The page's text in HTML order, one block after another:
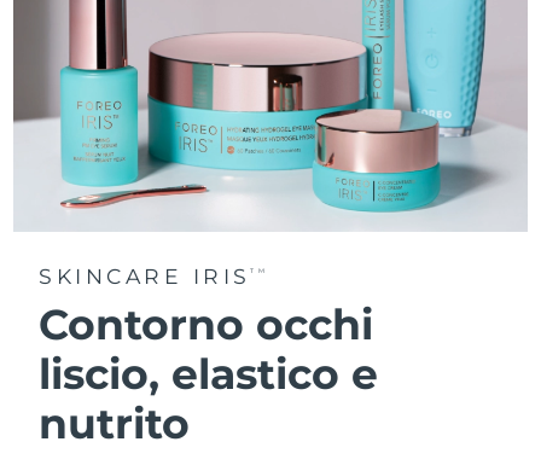
SKINCARE IRISTM
Contorno occhi
liscio, elastico e
nutrito